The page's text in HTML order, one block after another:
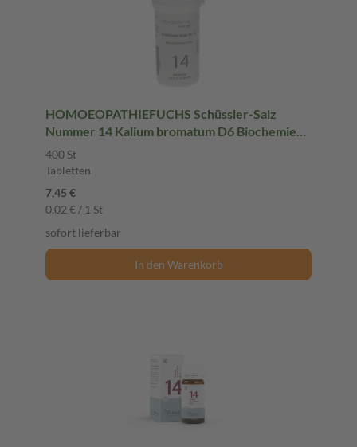
HOMOEOPATHIEFUCHS Schüssler-Salz
Nummer 14 Kalium bromatum D6 Biochemie
400 St Tabletten
400 St
Tabletten
7,45 €
0,02 € / 1 St
sofort lieferbar
In den Warenkorb